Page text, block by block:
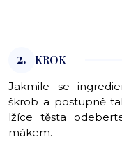
2. KROK
Jakmile se
škrob a postupně
lžíce těsta
mákem.